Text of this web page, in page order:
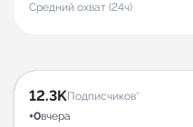
Средний охват (24ч)
12.3KПодписчиков*
+0вчера